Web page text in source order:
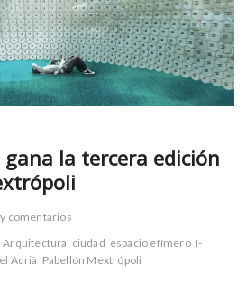
v
o
l
g
la tercera edición
comentarios
Arquitectura ciudad espacio efímero I-
Adrià Pabellón Mextrópoli